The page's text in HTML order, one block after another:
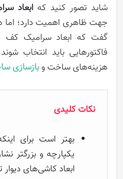
شاید تصور کنید که ابعاد
جهت ظاهری اهمیت دارد؛ اما
گفت که ابعاد سرامیک کف
فاکتورهایی باید انتخاب
هزینه‌های ساخت وبازسازی
نکات کلیدی
بهتر است برای
یکپارچه و بزرگتر
ابعاد کاشی‌های